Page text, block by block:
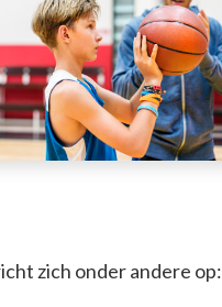
zich onder andere op: